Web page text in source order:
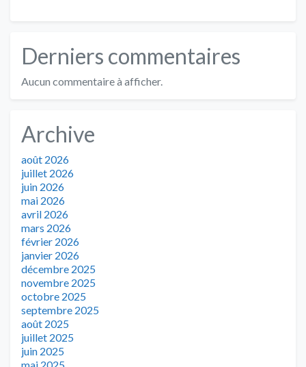
Derniers commentaires
Aucun commentaire à afficher.
Archive
août 2026
juillet 2026
juin 2026
mai 2026
avril 2026
mars 2026
février 2026
janvier 2026
décembre 2025
novembre 2025
octobre 2025
septembre 2025
août 2025
juillet 2025
juin 2025